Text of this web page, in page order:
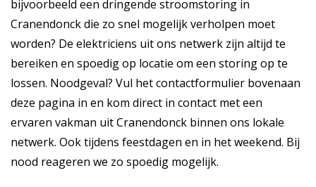
bijvoorbeeld een dringende stroomstoring in
Cranendonck die zo snel mogelijk verholpen moet
worden? De elektriciens uit ons netwerk zijn altijd te
bereiken en spoedig op locatie om een storing op te
lossen. Noodgeval? Vul het contactformulier bovenaan
deze pagina in en kom direct in contact met een
ervaren vakman uit Cranendonck binnen ons lokale
netwerk. Ook tijdens feestdagen en in het weekend. Bij
nood reageren we zo spoedig mogelijk.